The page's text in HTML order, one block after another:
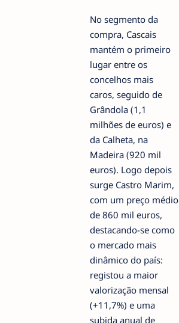
No segmento da
compra, Cascais
mantém o primeiro
lugar entre os
concelhos mais
caros, seguido de
Grândola (1,1
milhões de euros) e
da Calheta, na
Madeira (920 mil
euros). Logo depois
surge Castro Marim,
com um preço médio
de 860 mil euros,
destacando-se como
o mercado mais
dinâmico do país:
registou a maior
valorização mensal
(+11,7%) e uma
subida anual de